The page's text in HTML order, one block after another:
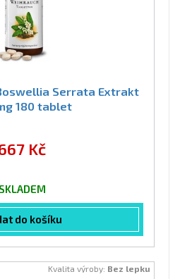
Serrata Extrakt
180 tablet
Kč
SKLADEM
do košíku
Kvalita výroby: Bez lepku